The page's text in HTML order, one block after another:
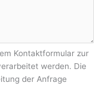
Kontaktformular zur
werden. Die
der Anfrage